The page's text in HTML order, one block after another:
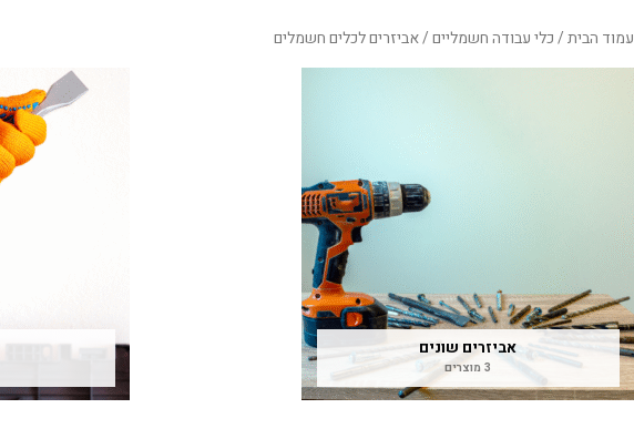
עמוד הבית / כלי עבודה חשמליים / אביזרים לכלים חשמלים
אביזרים שונים
3 מוצרים